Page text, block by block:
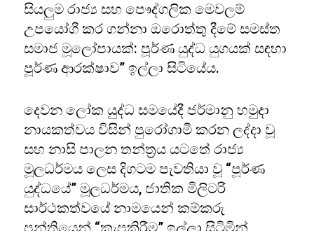
සියලුම රාජ්‍ය සහ පෞද්ගලික මෙවලම්
උපයෝගී කර ගන්නා ඔරොත්තු දීමේ සමස්ත
සමාජ මූලෝපායක්: පූර්ණ යුද්ධ යුගයක් සඳහා
පූර්ණ ආරක්ෂාව” ඉල්ලා සිටියේය.
දෙවන ලෝක යුද්ධ සමයේදී ජර්මානු හමුදා
නායකත්වය විසින් පුරෝගාමී කරන ලද්දා වූ
සහ නාසි පාලන තන්ත්‍රය යටතේ රාජ්‍ය
මූලධර්මය ලෙස දිගටම පැවතියා වූ “පූර්ණ
යුද්ධයේ” මූලධර්මය, ජාතික මිලිටරි
සාර්ථකත්වයේ නාමයෙන් කම්කරු
පන්තියෙන් “කැපකිරීම” ඉල්ලා සිටිමින්,